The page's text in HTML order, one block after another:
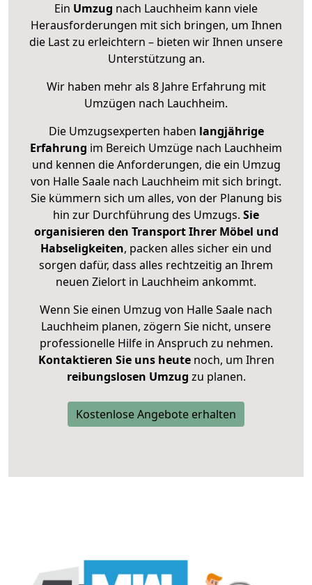
Ein Umzug nach Lauchheim kann viele
Herausforderungen mit sich bringen, um Ihnen
die Last zu erleichtern – bieten wir Ihnen unsere
Unterstützung an.
Wir haben mehr als 8 Jahre Erfahrung mit
Umzügen nach Lauchheim.
Die Umzugsexperten haben langjährige
Erfahrung im Bereich Umzüge nach Lauchheim
und kennen die Anforderungen, die ein Umzug
von Halle Saale nach Lauchheim mit sich bringt.
Sie kümmern sich um alles, von der Planung bis
hin zur Durchführung des Umzugs. Sie
organisieren den Transport Ihrer Möbel und
Habseligkeiten, packen alles sicher ein und
sorgen dafür, dass alles rechtzeitig an Ihrem
neuen Zielort in Lauchheim ankommt.
Wenn Sie einen Umzug von Halle Saale nach
Lauchheim planen, zögern Sie nicht, unsere
professionelle Hilfe in Anspruch zu nehmen.
Kontaktieren Sie uns heutenoch, um Ihren
reibungslosen Umzug zu planen.
Kostenlose Angebote erhalten